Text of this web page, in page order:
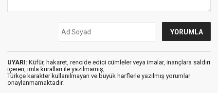
UYARI: Küfür, hakaret, rencide edici cümleler veya imalar, inançlara saldırı
içeren, imla kuralları ile yazılmamış,
Türkçe karakter kullanılmayan ve büyük harflerle yazılmış yorumlar
onaylanmamaktadır.